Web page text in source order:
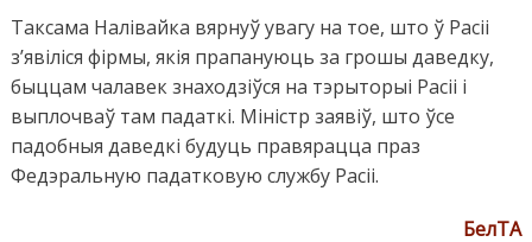
Таксама Налівайка вярнуў увагу на тое, што ў Расіі
з’явіліся фірмы, якія прапануюць за грошы даведку,
быццам чалавек знаходзіўся на тэрыторыі Расіі і
выплочваў там падаткі. Міністр заявіў, што ўсе
падобныя даведкі будуць правярацца праз
Федэральную падатковую службу Расіі.
БелТА